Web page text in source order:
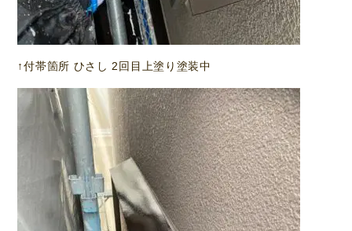
↑付帯箇所 ひさし 2回目上塗り塗装中